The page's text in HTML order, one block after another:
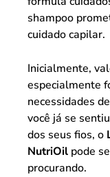
shampoo
cuidado capilar.
Inicialmente,
especialmente
necessidades
você já se
dos seus fios, o
NutriOil pode
procurando.